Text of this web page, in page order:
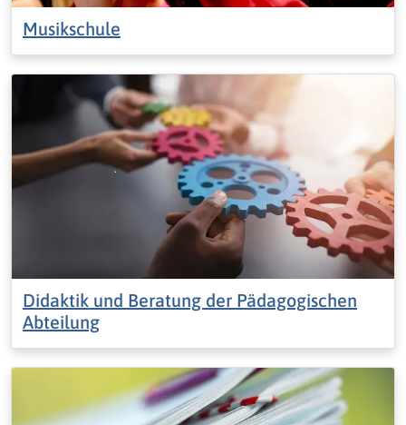
Musikschule
Didaktik und Beratung der Pädagogischen
Abteilung